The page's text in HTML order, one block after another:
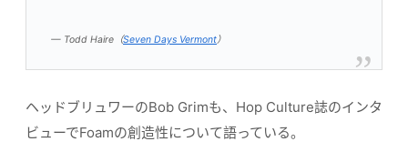
— Todd Haire（Seven Days Vermont）
ヘッドブリュワーのBob Grimも、Hop Culture誌のインタ
ビューでFoamの創造性について語っている。